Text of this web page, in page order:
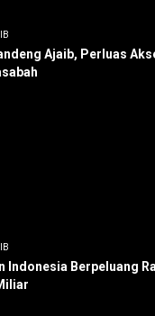
Ajaib, Perluas
Indonesia Berpeluang